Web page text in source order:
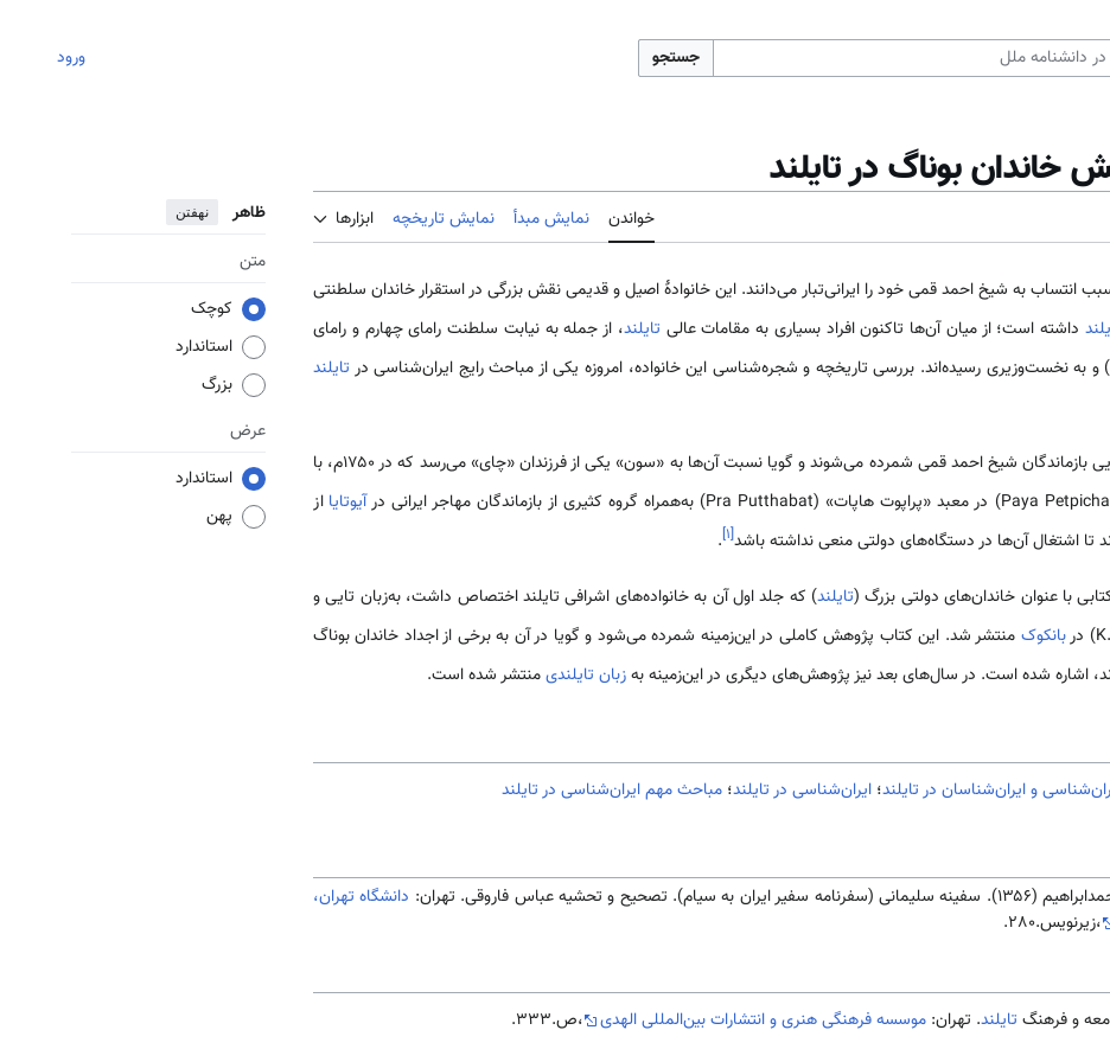
جستجو ورود
خاندان بوناگ در تایلند
خواندن نمایش مبدأ نمایش تاریخچه ابزارها ظاهر نهفتن
متن
کوچک
استاندارد
بزرگ
عرض
استاندارد
پهن
انتساب به شیخ احمد قمی خود را ایرانی‌تبار می‌دانند. این خانوادهٔ اصیل و قدیمی نقش بزرگی در استقرار خاندان سلطنتی
داشته است؛ از میان آن‌ها تاکنون افراد بسیاری به مقامات عالی تایلند، از جمله به نیابت سلطنت رامای چهارم و رامای
به نخست‌وزیری رسیده‌اند. بررسی تاریخچه و شجره‌شناسی این خانواده، امروزه یکی از مباحث رایج ایران‌شناسی در تایلند
خاندان بوناگ از شاخهٔ بودایی بازماندگان شیخ احمد قمی شمرده می‌شوند و گویا نسبت آن‌ها به «سون» یکی از فرزندان «چای» می‌رسد که در ۱۷۵۰م، با
آیوتایا از
تا اشتغال آن‌ها در دستگاه‌های دولتی منعی نداشته باشد[۱]
.
تایلند) که جلد اول آن به خانواده‌های اشرافی تایلند اختصاص داشت، به‌زبان تایی و
بانکوک منتشر شد. این کتاب پژوهش کاملی در این‌زمینه شمرده می‌شود و گویا در آن به برخی از اجداد خاندان بوناگ
اشاره شده است. در سال‌های بعد نیز پژوهش‌های دیگری در این‌زمینه بهزبان تایلندیمنتشر شده است.
و ایران‌شناسان در تایلند؛ ایران‌شناسی در تایلند؛ مباحث مهم ایران‌شناسی در تایلند
به سیام). تصحیح و تحشیه عباس فاروقی. تهران:
دانشگاه تهران،
،زیرنویس.280.
تایلند. تهران: موسسه فرهنگی هنری و انتشارات بین‌المللی الهدی ،ص.333.